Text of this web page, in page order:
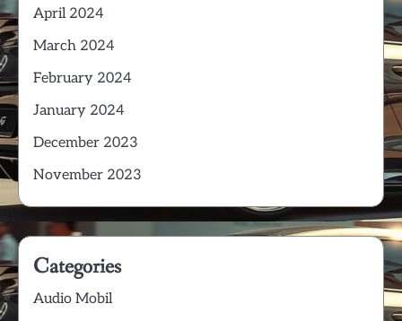
April 2024
March 2024
February 2024
January 2024
December 2023
November 2023
Categories
Audio Mobil